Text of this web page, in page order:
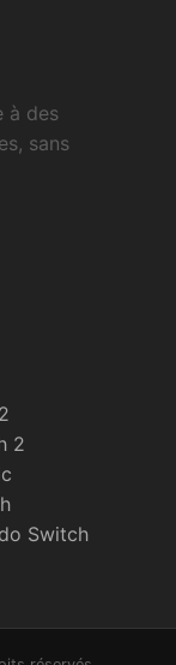
à des
sans
2
Switch